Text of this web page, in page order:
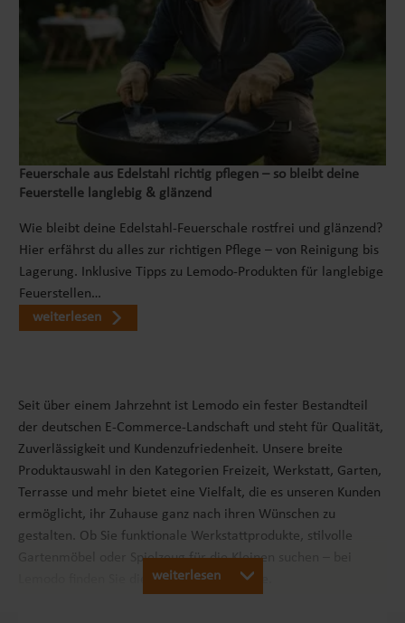
Feuerschale aus Edelstahl richtig pflegen – so bleibt deine
Feuerstelle langlebig & glänzend
Wie bleibt deine Edelstahl-Feuerschale rostfrei und glänzend?
Hier erfährst du alles zur richtigen Pflege – von Reinigung bis
Lagerung. Inklusive Tipps zu Lemodo-Produkten für langlebige
Feuerstellen…
weiterlesen
Seit über einem Jahrzehnt ist Lemodo ein fester Bestandteil
der deutschen E-Commerce-Landschaft und steht für Qualität,
Zuverlässigkeit und Kundenzufriedenheit. Unsere breite
Produktauswahl in den Kategorien Freizeit, Werkstatt, Garten,
Terrasse und mehr bietet eine Vielfalt, die es unseren Kunden
ermöglicht, ihr Zuhause ganz nach ihren Wünschen zu
gestalten. Ob Sie funktionale Werkstattprodukte, stilvolle
Gartenmöbel oder Spielzeug für die Kleinen suchen – bei
Lemodo finden Sie die passenden Produkte.
weiterlesen